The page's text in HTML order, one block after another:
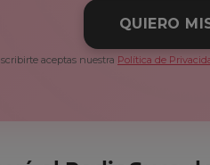
QUIERO
aceptas nuestra Política de